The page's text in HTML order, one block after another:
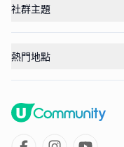
社群主題
熱門地點